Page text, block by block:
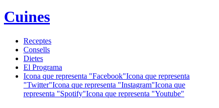
Cuines
Receptes
Consells
Dietes
El Programa
Icona que representa "Facebook"Icona que representa
"Twitter"Icona que representa "Instagram"Icona que
representa "Spotify"Icona que representa "Youtube"